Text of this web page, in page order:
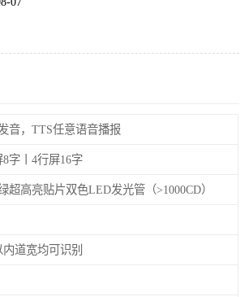
音，TTS任意语音播报
8字丨4行屏16字
超高亮贴片双色LED发光管（>1000CD）
内道宽均可识别